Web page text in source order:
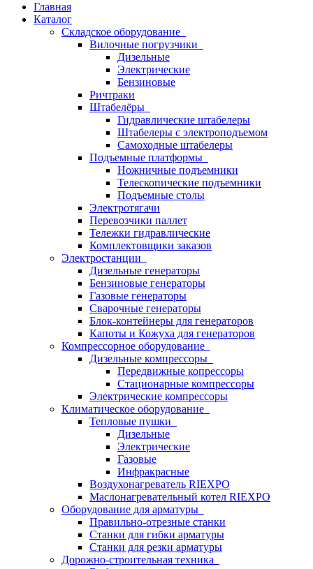
Главная
Каталог
Складское оборудование
Вилочные погрузчики
Дизельные
Электрические
Бензиновые
Ричтраки
Штабелёры
Гидравлические штабелеры
Штабелеры с электроподъемом
Самоходные штабелеры
Подъемные платформы
Ножничные подъемники
Телескопические подъемники
Подъемные столы
Электротягачи
Перевозчики паллет
Тележки гидравлические
Комплектовщики заказов
Электростанции
Дизельные генераторы
Бензиновые генераторы
Газовые генераторы
Сварочные генераторы
Блок-контейнеры для генераторов
Капоты и Кожуха для генераторов
Компрессорное оборудование
Дизельные компрессоры
Передвижные копрессоры
Стационарные компрессоры
Электрические компрессоры
Климатическое оборудование
Тепловые пушки
Дизельные
Электрические
Газовые
Инфракрасные
Воздухонагреватель RIEXPO
Маслонагревательный котел RIEXPO
Оборудование для арматуры
Правильно-отрезные станки
Станки для гибки арматуры
Станки для резки арматуры
Дорожно-строительная техника